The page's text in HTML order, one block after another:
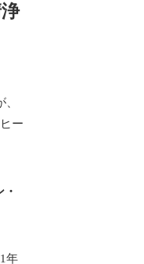
ー
年